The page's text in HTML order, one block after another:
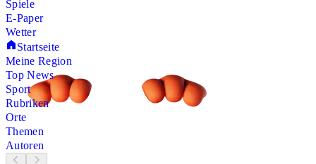
Spiele
E-Paper
Wetter
Startseite
Meine Region
Top News
Sport
Rubriken
Orte
Themen
Autoren